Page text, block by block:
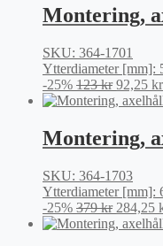
var:
414 kr.
Montering,
SKU: 364-1701
Ytterdiameter [mm]:
-25% 123kr Det
var:
123 kr.
92,25 kr
Montering,
SKU: 364-1703
Ytterdiameter [mm]:
-25% 379kr Det
284,25